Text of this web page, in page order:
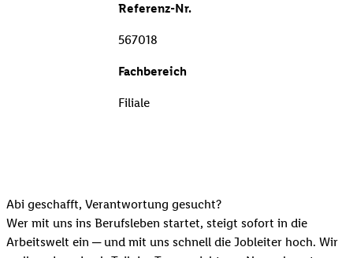
Referenz-Nr.
567018
Fachbereich
Filiale
Abi geschafft, Verantwortung gesucht?
Wer mit uns ins Berufsleben startet, steigt sofort in die
Arbeitswelt ein ─ und mit uns schnell die Jobleiter hoch. Wir